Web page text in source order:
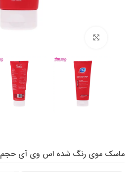
ماسک موی رنگ شده اس وی آی حجم 200ml